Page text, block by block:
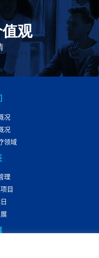
观
的基石。集团上下以
而共同奋斗。
况
况
领域
理
目